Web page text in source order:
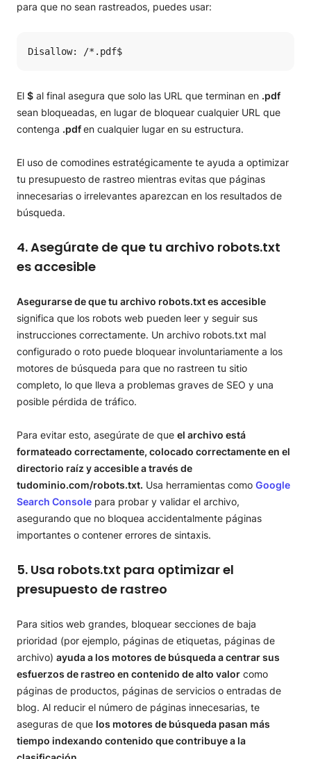
para que no sean rastreados, puedes usar:
Disallow: /*.pdf$
El $ al final asegura que solo las URL que terminan en .pdf
sean bloqueadas, en lugar de bloquear cualquier URL que
contenga .pdfen cualquier lugar en su estructura.
El uso de comodines estratégicamente te ayuda a optimizar
tu presupuesto de rastreo mientras evitas que páginas
innecesarias o irrelevantes aparezcan en los resultados de
búsqueda.
4. Asegúrate de que tu archivo robots.txt
es accesible
Asegurarse de que tu archivo robots.txt es accesible
significa que los robots web pueden leer y seguir sus
instrucciones correctamente. Un archivo robots.txt mal
configurado o roto puede bloquear involuntariamente a los
motores de búsqueda para que no rastreen tu sitio
completo, lo que lleva a problemas graves de SEO y una
posible pérdida de tráfico.
Para evitar esto, asegúrate de que el archivo está
formateado correctamente, colocado correctamente en el
directorio raíz y accesible a través de
tudominio.com/robots.txt. Usa herramientas como Google
Search Console para probar y validar el archivo,
asegurando que no bloquea accidentalmente páginas
importantes o contener errores de sintaxis.
5. Usa robots.txt para optimizar el
presupuesto de rastreo
Para sitios web grandes, bloquear secciones de baja
prioridad (por ejemplo, páginas de etiquetas, páginas de
archivo) ayuda a los motores de búsqueda a centrar sus
esfuerzos de rastreo en contenido de alto valor como
páginas de productos, páginas de servicios o entradas de
blog. Al reducir el número de páginas innecesarias, te
aseguras de que los motores de búsqueda pasan más
tiempo indexando contenido que contribuye a la